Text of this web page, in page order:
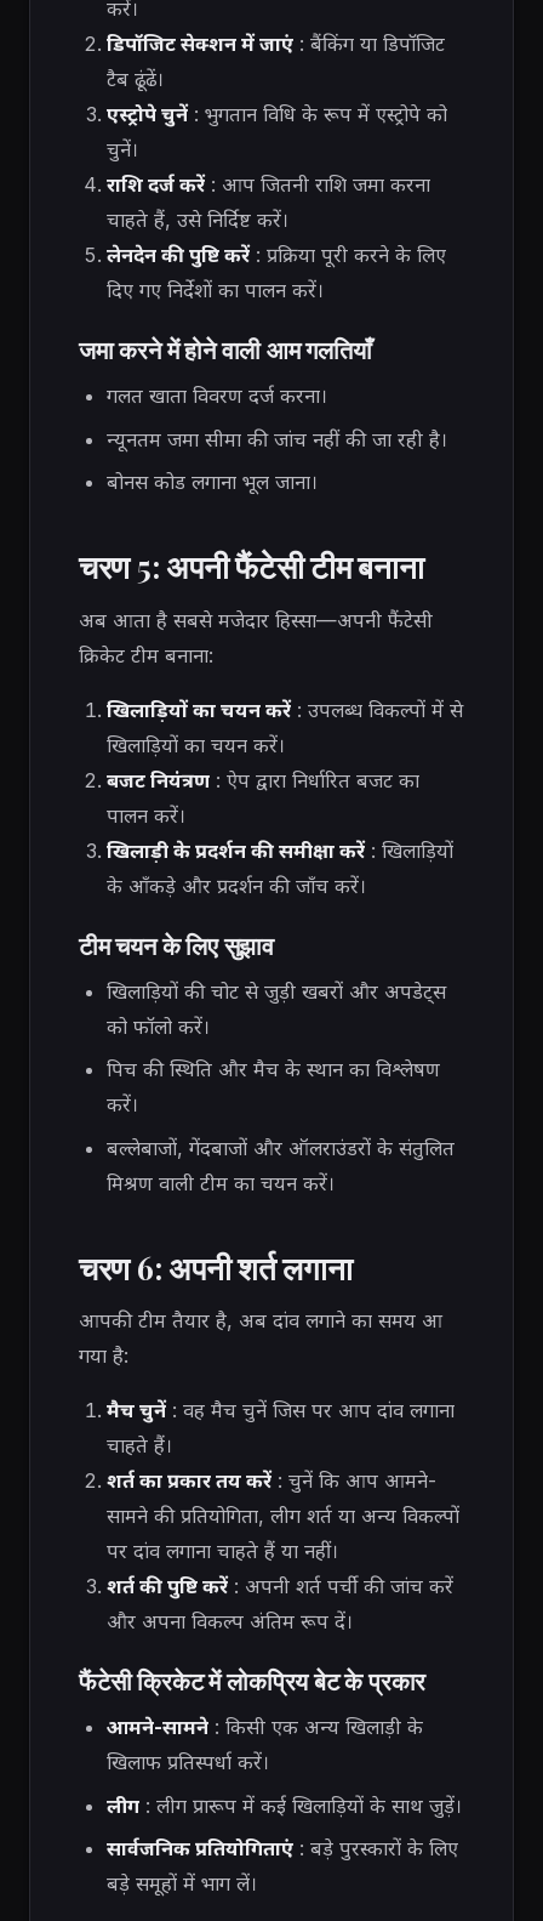
करें।
डिपॉजिट सेक्शन में जाएं: बैंकिंग या डिपॉजिट
टैब ढूंढें।
एस्ट्रोपे चुनें: भुगतान विधि के रूप में एस्ट्रोपे को
चुनें।
राशि दर्ज करें: आप जितनी राशि जमा करना
चाहते हैं, उसे निर्दिष्ट करें।
लेनदेन की पुष्टि करें: प्रक्रिया पूरी करने के लिए
दिए गए निर्देशों का पालन करें।
जमा करने में होने वाली आम गलतियाँ
गलत खाता विवरण दर्ज करना।
न्यूनतम जमा सीमा की जांच नहीं की जा रही है।
बोनस कोड लगाना भूल जाना।
चरण 5: अपनी फैंटेसी टीम बनाना
अब आता है सबसे मजेदार हिस्सा—अपनी फैंटेसी
क्रिकेट टीम बनाना:
खिलाड़ियों का चयन करें: उपलब्ध विकल्पों में से
खिलाड़ियों का चयन करें।
बजट नियंत्रण: ऐप द्वारा निर्धारित बजट का
पालन करें।
खिलाड़ी के प्रदर्शन की समीक्षा करें: खिलाड़ियों
के आँकड़े और प्रदर्शन की जाँच करें।
टीम चयन के लिए सुझाव
खिलाड़ियों की चोट से जुड़ी खबरों और अपडेट्स
को फॉलो करें।
पिच की स्थिति और मैच के स्थान का विश्लेषण
करें।
बल्लेबाजों, गेंदबाजों और ऑलराउंडरों के संतुलित
मिश्रण वाली टीम का चयन करें।
चरण 6: अपनी शर्त लगाना
आपकी टीम तैयार है, अब दांव लगाने का समय आ
गया है:
मैच चुनें: वह मैच चुनें जिस पर आप दांव लगाना
चाहते हैं।
शर्त का प्रकार तय करें: चुनें कि आप आमने-
सामने की प्रतियोगिता, लीग शर्त या अन्य विकल्पों
पर दांव लगाना चाहते हैं या नहीं।
शर्त की पुष्टि करें: अपनी शर्त पर्ची की जांच करें
और अपना विकल्प अंतिम रूप दें।
फैंटेसी क्रिकेट में लोकप्रिय बेट के प्रकार
आमने-सामने: किसी एक अन्य खिलाड़ी के
खिलाफ प्रतिस्पर्धा करें।
लीग: लीग प्रारूप में कई खिलाड़ियों के साथ जुड़ें।
सार्वजनिक प्रतियोगिताएं: बड़े पुरस्कारों के लिए
बड़े समूहों में भाग लें।